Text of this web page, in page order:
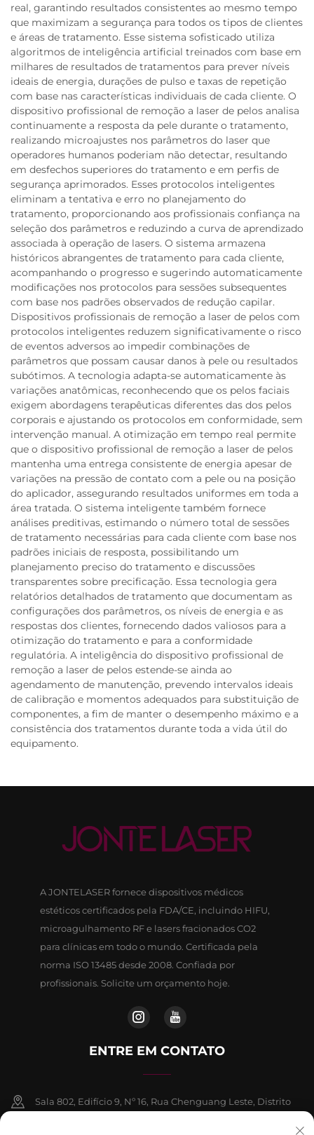
real, garantindo resultados consistentes ao mesmo tempo
que maximizam a segurança para todos os tipos de clientes
e áreas de tratamento. Esse sistema sofisticado utiliza
algoritmos de inteligência artificial treinados com base em
milhares de resultados de tratamentos para prever níveis
ideais de energia, durações de pulso e taxas de repetição
com base nas características individuais de cada cliente. O
dispositivo profissional de remoção a laser de pelos analisa
continuamente a resposta da pele durante o tratamento,
realizando microajustes nos parâmetros do laser que
operadores humanos poderiam não detectar, resultando
em desfechos superiores do tratamento e em perfis de
segurança aprimorados. Esses protocolos inteligentes
eliminam a tentativa e erro no planejamento do
tratamento, proporcionando aos profissionais confiança na
seleção dos parâmetros e reduzindo a curva de aprendizado
associada à operação de lasers. O sistema armazena
históricos abrangentes de tratamento para cada cliente,
acompanhando o progresso e sugerindo automaticamente
modificações nos protocolos para sessões subsequentes
com base nos padrões observados de redução capilar.
Dispositivos profissionais de remoção a laser de pelos com
protocolos inteligentes reduzem significativamente o risco
de eventos adversos ao impedir combinações de
parâmetros que possam causar danos à pele ou resultados
subótimos. A tecnologia adapta-se automaticamente às
variações anatômicas, reconhecendo que os pelos faciais
exigem abordagens terapêuticas diferentes das dos pelos
corporais e ajustando os protocolos em conformidade, sem
intervenção manual. A otimização em tempo real permite
que o dispositivo profissional de remoção a laser de pelos
mantenha uma entrega consistente de energia apesar de
variações na pressão de contato com a pele ou na posição
do aplicador, assegurando resultados uniformes em toda a
área tratada. O sistema inteligente também fornece
análises preditivas, estimando o número total de sessões
de tratamento necessárias para cada cliente com base nos
padrões iniciais de resposta, possibilitando um
planejamento preciso do tratamento e discussões
transparentes sobre precificação. Essa tecnologia gera
relatórios detalhados de tratamento que documentam as
configurações dos parâmetros, os níveis de energia e as
respostas dos clientes, fornecendo dados valiosos para a
otimização do tratamento e para a conformidade
regulatória. A inteligência do dispositivo profissional de
remoção a laser de pelos estende-se ainda ao
agendamento de manutenção, prevendo intervalos ideais
de calibração e momentos adequados para substituição de
componentes, a fim de manter o desempenho máximo e a
consistência dos tratamentos durante toda a vida útil do
equipamento.
A JONTELASER fornece dispositivos médicos
estéticos certificados pela FDA/CE, incluindo HIFU,
microagulhamento RF e lasers fracionados CO2
para clínicas em todo o mundo. Certificada pela
norma ISO 13485 desde 2008. Confiada por
profissionais. Solicite um orçamento hoje.
ENTRE EM CONTATO
Sala 802, Edifício 9, Nº 16, Rua Chenguang Leste, Distrito